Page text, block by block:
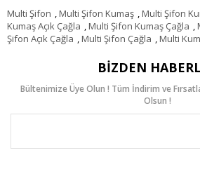
Multi Şifon ,Multi Şifon Kumaş ,Multi Şifon
Kumaş Açık Çağla ,Multi Şifon Kumaş Çağla ,
Şifon Açık Çağla ,Multi Şifon Çağla ,Multi
BIZDEN
Bültenimize Üye Olun ! Tüm İndirim ve
Olsun !